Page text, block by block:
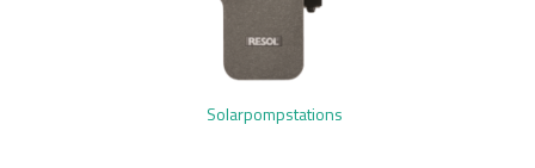
Solarpompstations